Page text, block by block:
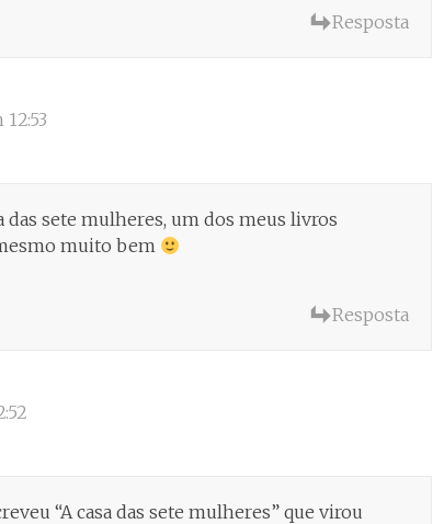
Resposta
das sete mulheres, um dos meus livros
muito bem
Resposta
“A casa das sete mulheres” que virou